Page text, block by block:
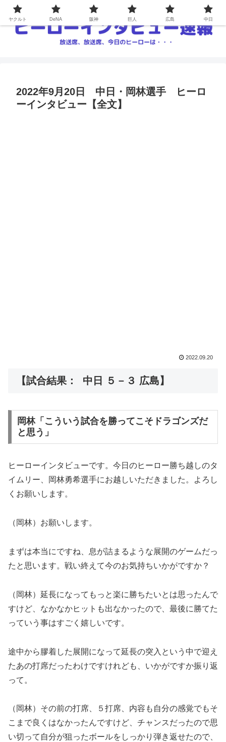
2022年9月20日 中日・岡林選手 ヒーロ
ーインタビュー【全文】
2022.09.20
【試合結果： 中日 ５－３ 広島】
岡林「こういう試合を勝ってこそドラゴンズだ
と思う」
ヒーローインタビューです。今日のヒーロー勝ち越しのタ
イムリー、岡林勇希選手にお越しいただきました。よろし
くお願いします。
（岡林）お願いします。
まずは本当にですね、息が詰まるような展開のゲームだっ
たと思います。戦い終えて今のお気持ちいかがですか？
（岡林）延長になってもっと楽に勝ちたいとは思ったんで
すけど、なかなかヒットも出なかったので、最後に勝てた
っていう事はすごく嬉しいです。
途中から膠着した展開になって延長の突入という中で迎え
たあの打席だったわけですけれども、いかがですか振り返
って。
（岡林）その前の打席、５打席、内容も自分の感覚でもそ
こまで良くはなかったんですけど、チャンスだったので思
い切って自分が狙ったボールをしっかり弾き返せたので、
ヤクルト DeNA 阪神 巨人 広島 中日